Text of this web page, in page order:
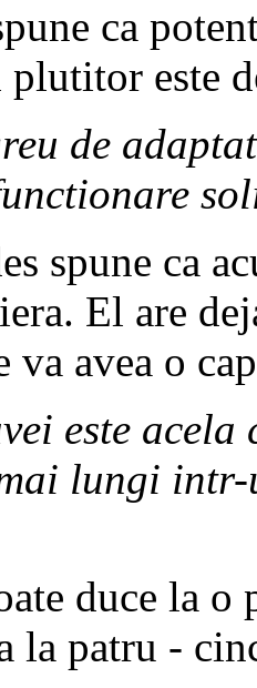
ca
plutitor este
de
spune ca
El are
va avea o
este acela
lungi
duce la
la patru -